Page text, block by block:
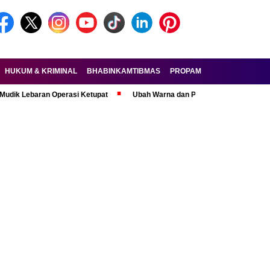
HUKUM & KRIMINAL BHABINKAMTIBMAS PROPAM
Operasi Ketupat Ubah Warna dan Pasang Pelat Palsu, Pelaku